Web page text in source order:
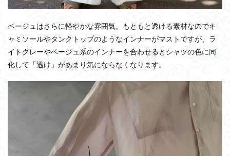
ベージュはさらに軽やかな雰囲気。もともと透ける素材なのでキ
ャミソールやタンクトップのようなインナーがマストですが、ラ
イトグレーやベージュ系のインナーを合わせるとシャツの色に同
化して「透け」があまり気にならなくなります。